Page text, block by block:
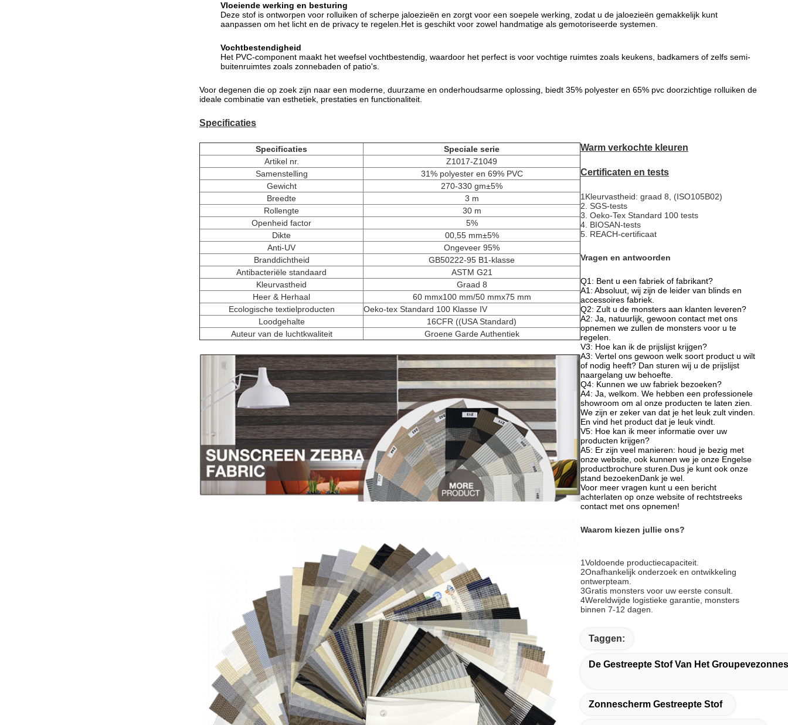
Vloeiende werking en besturing
Deze stof is ontworpen voor rolluiken of scherpe jaloezieën en zorgt voor een soepele werking, zodat u de jaloezieën gemakkelijk kunt
aanpassen om het licht en de privacy te regelen.Het is geschikt voor zowel handmatige als gemotoriseerde systemen.
Vochtbestendigheid
Het PVC-component maakt het weefsel vochtbestendig, waardoor het perfect is voor vochtige ruimtes zoals keukens, badkamers of zelfs semi-
buitenruimtes zoals zonnebaden of patio's.
Voor degenen die op zoek zijn naar een moderne, duurzame en onderhoudsarme oplossing, biedt 35% polyester en 65% pvc doorzichtige rolluiken de
ideale combinatie van esthetiek, prestaties en functionaliteit.
Specificaties
Specificaties
Speciale serie
Artikel nr.
Z1017-Z1049
Samenstelling
31% polyester en 69% PVC
Gewicht
270-330 gm±5%
Breedte
3 m
Rollengte
30 m
Openheid factor
5%
Dikte
00,55 mm±5%
Anti-UV
Ongeveer 95%
Branddichtheid
GB50222-95 B1-klasse
Antibacteriële standaard
ASTM G21
Kleurvastheid
Graad 8
Heer & Herhaal
60 mmx100 mm/50 mmx75 mm
Ecologische textielproducten
Oeko-tex Standard 100 Klasse IV
Loodgehalte
16CFR ((USA Standard)
Auteur van de luchtkwaliteit
Groene Garde Authentiek
Warm verkochte kleuren
Certificaten en tests
1Kleurvastheid: graad 8, (ISO105B02)
2. SGS-tests
3. Oeko-Tex Standard 100 tests
4. BIOSAN-tests
5. REACH-certificaat
Vragen en antwoorden
Q1: Bent u een fabriek of fabrikant?
A1: Absoluut, wij zijn de leider van blinds en
accessoires fabriek.
Q2: Zult u de monsters aan klanten leveren?
A2: Ja, natuurlijk, gewoon contact met ons
opnemen we zullen de monsters voor u te
regelen
V3: Hoe kan ik de prijslijst krijgen?
A3: Vertel ons gewoon welk soort product u wilt
of nodig heeft? Dan sturen wij u de prijslijst
naargelang uw behoefte.
Q4: Kunnen we uw fabriek bezoeken?
A4: Ja, welkom. We hebben een professionele
showroom om al onze producten te laten zien.
We zijn er zeker van dat je het leuk zult vinden.
En vind het product dat je leuk vindt.
V5: Hoe kan ik meer informatie over uw
producten krijgen?
A5: Er zijn veel manieren: houd je bezig met
onze website, ook kunnen we je onze Engelse
productbrochure sturen.Dus je kunt ook onze
stand bezoekenDank je wel.
Voor meer vragen kunt u een bericht
achterlaten op onze website of rechtstreeks
contact met ons opnemen!
Waarom kiezen jullie ons?
1Voldoende productiecapaciteit.
2Onafhankelijk onderzoek en ontwikkeling
ontwerpteam.
3Gratis monsters voor uw eerste consult.
4Wereldwijde logistieke garantie, monsters
binnen 7-12 dagen.
Taggen:
De Gestreepte Stof Van Het
Zonnescherm Gestreepte Stof